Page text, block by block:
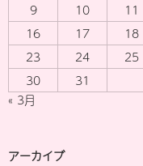
9
10 11
16
17 18
23
24 25
30
31
« 3月
アーカイブ